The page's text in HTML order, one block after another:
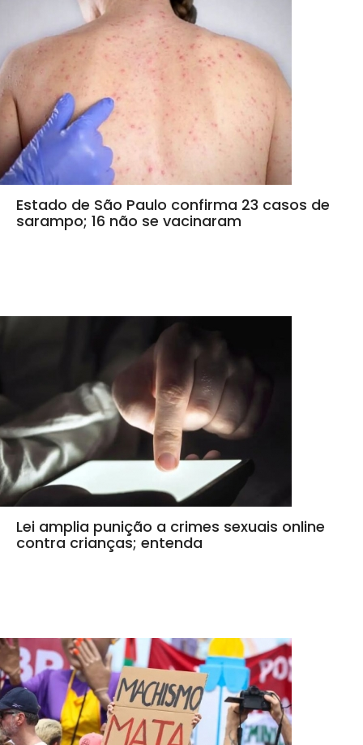
Estado de São Paulo confirma 23 casos de
sarampo; 16 não se vacinaram
Lei amplia punição a crimes sexuais online
contra crianças; entenda